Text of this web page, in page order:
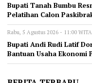
Bupati Tanah Bumbu
Pelatihan Calon
Rabu, 5 Agustus 2026 - 11:00 WITA
Bupati Andi Rudi Latif
Bantuan Usaha Ekonomi